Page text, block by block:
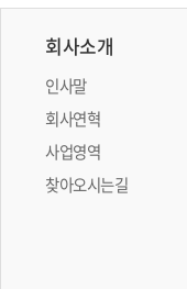
회사소개
인사말
회사연혁
사업영역
찾아오시는길